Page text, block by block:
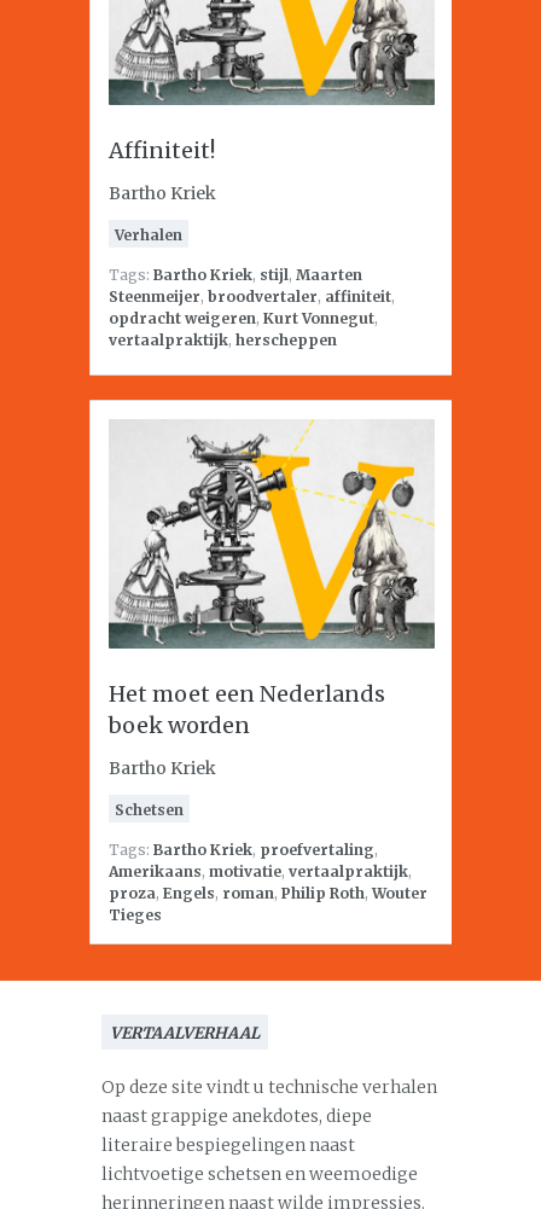
Affiniteit!
Bartho Kriek
Verhalen
Tags: Bartho Kriek, stijl, Maarten
Steenmeijer, broodvertaler, affiniteit,
opdracht weigeren, Kurt Vonnegut,
vertaalpraktijk, herscheppen
Het moet een Nederlands
boek worden
Bartho Kriek
Schetsen
Tags: Bartho Kriek, proefvertaling,
Amerikaans, motivatie, vertaalpraktijk,
proza, Engels, roman, Philip Roth,Wouter
Tieges
VERTAALVERHAAL
Op deze site vindt u technische verhalen
naast grappige anekdotes, diepe
literaire bespiegelingen naast
lichtvoetige schetsen en weemoedige
herinneringen naast wilde impressies.